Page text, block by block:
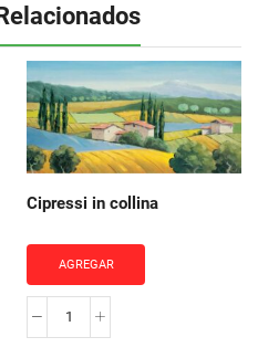
Cipressi in collina
AGREGAR
Cipressi